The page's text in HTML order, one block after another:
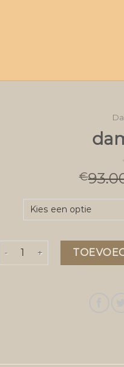
€
damesjas aantal